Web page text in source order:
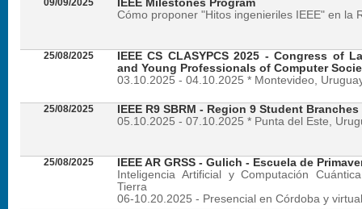
09/09/2025
IEEE Milestones Program
Cómo proponer "Hitos ingenieriles IEEE" en la
25/08/2025
IEEE CS CLASYPCS 2025 - Congress of
and Young Professionals of Computer
03.10.2025 - 04.10.2025 * Montevideo,
25/08/2025
IEEE R9 SBRM - Region 9 Student
05.10.2025 - 07.10.2025 * Punta del Este,
25/08/2025
IEEE AR GRSS - Gulich - Escuela de
Inteligencia Artificial y Computación
Tierra
06-10.20.2025 - Presencial en Córdoba y virtual